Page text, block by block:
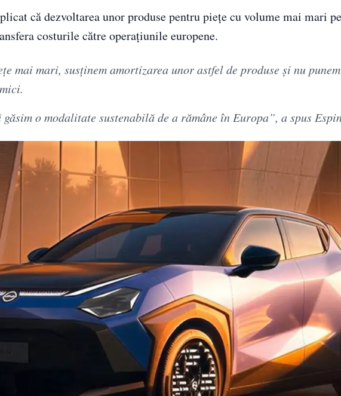
că dezvoltarea unor produse pentru piețe cu volume mai mari
costurile către operațiunile europene.
mai mari, susținem amortizarea unor astfel de produse și nu
găsim o modalitate sustenabilă de a rămâne în Europa”, a spus